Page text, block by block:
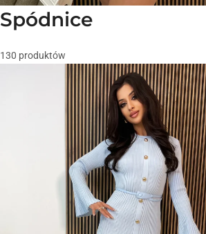
Spódnice
130 produktów